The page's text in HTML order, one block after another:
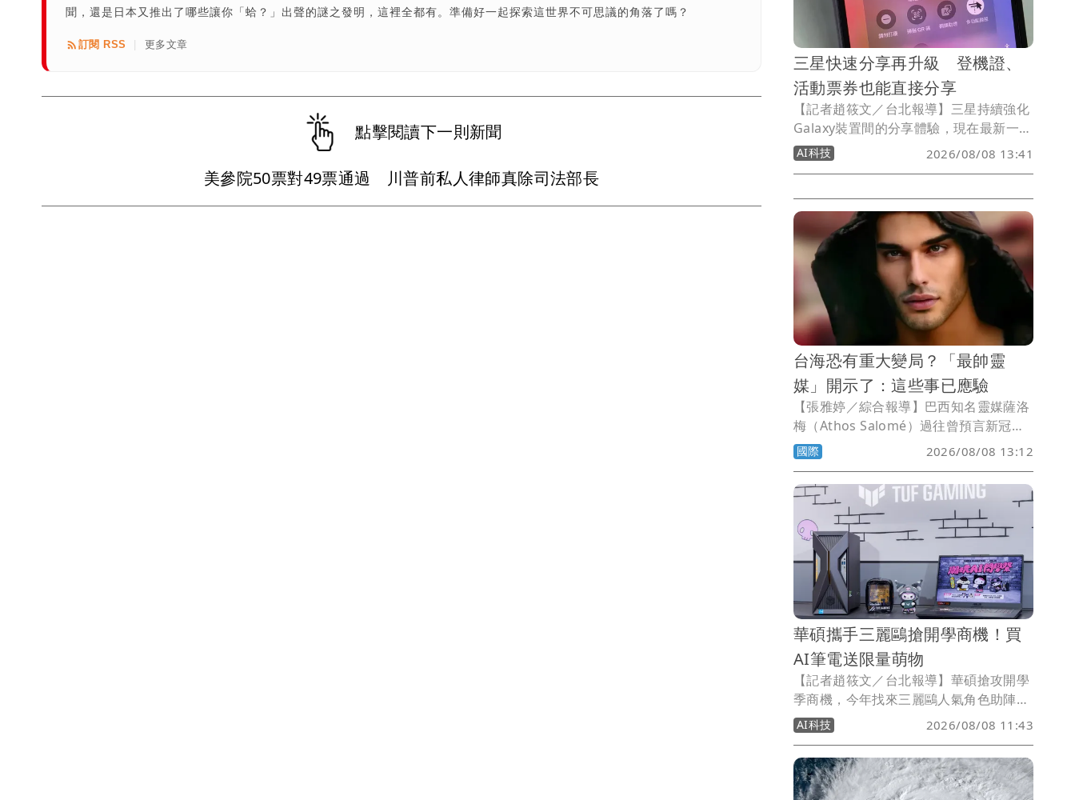
聞，還是日本又推出了哪些讓你「蛤？」出聲的謎之發明，這裡全都有。準備好一起探索這世界不可思議的角落了嗎？
訂閱 RSS 更多文章
點擊閱讀下一則新聞
美參院50票對49票通過 川普前私人律師真除司法部長
三星快速分享再升級 登機證、
活動票券也能直接分享
【記者趙筱文／台北報導】三星持續強化
Galaxy裝置間的分享體驗，現在最新一波
Quick Share更新還加入Samsung
Wallet支援，也就是說未來用戶除了照
證也能直接透過Quick Share傳送給其他
人，出遊分票、分享票券變得更方便。
AI科技 2026/08/08 13:41
台海恐有重大變局？「最帥靈
媒」開示了：這些事已應驗
【張雅婷／綜合報導】巴西知名靈媒薩洛
梅（Athos Salomé）過往曾預言新冠肺
炎及伊莉莎白女王二世逝世而聲名大噪，
近日他宣稱，去年底公布的2026年預言2
件事已成真，另一項準備應驗，而他也點
名台海將出現重大變局。
國際 2026/08/08 13:12
華碩攜手三麗鷗搶開學商機！買
AI筆電送限量萌物
【記者趙筱文／台北報導】華碩搶攻開學
季商機，今年找來三麗鷗人氣角色助陣，
首度攜手Hello Kitty、布丁狗與酷洛米推
出「潮玩AI開學祭」，三大角色不僅換上
限定潮流造型，還抱著迷你ASUS、TUF
Gaming筆電登場。即日起至9月30日購
買指定產品並完成登錄，可獲得限量聯名
AI科技 2026/08/08 11:43